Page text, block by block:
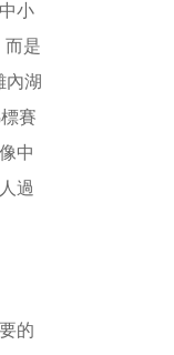
小
而是
內湖
賽
中
過
的